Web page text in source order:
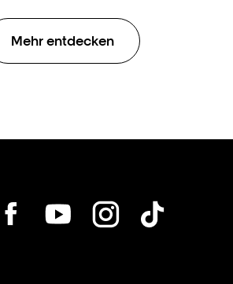
Mehr entdecken